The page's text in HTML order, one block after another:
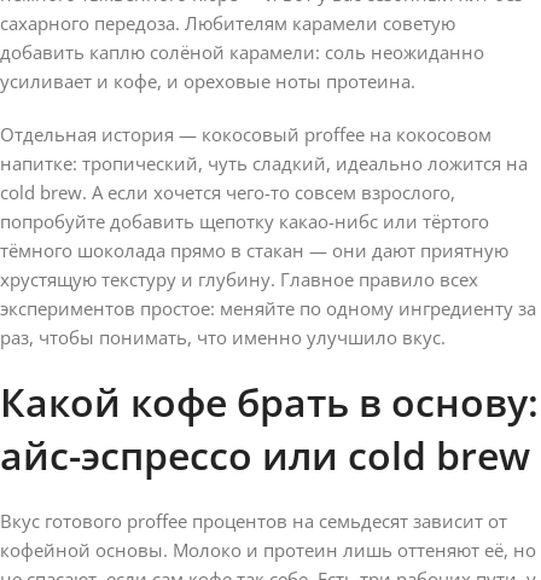
сахарного передоза. Любителям карамели советую
добавить каплю солёной карамели: соль неожиданно
усиливает и кофе, и ореховые ноты протеина.
Отдельная история — кокосовый proffee на кокосовом
напитке: тропический, чуть сладкий, идеально ложится на
cold brew. А если хочется чего-то совсем взрослого,
попробуйте добавить щепотку какао-нибс или тёртого
тёмного шоколада прямо в стакан — они дают приятную
хрустящую текстуру и глубину. Главное правило всех
экспериментов простое: меняйте по одному ингредиенту за
раз, чтобы понимать, что именно улучшило вкус.
Какой кофе брать в основу:
айс-эспрессо или cold brew
Вкус готового proffee процентов на семьдесят зависит от
кофейной основы. Молоко и протеин лишь оттеняют её, но